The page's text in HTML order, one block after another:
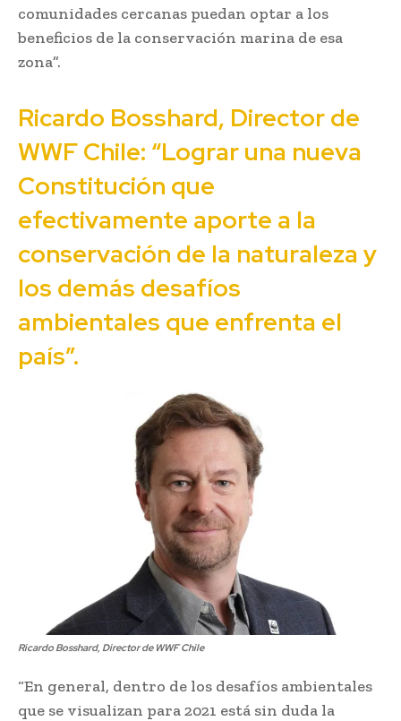
comunidades cercanas puedan optar a los
beneficios de la conservación marina de esa
zona”.
Ricardo Bosshard, Director de
WWF Chile: “Lograr una nueva
Constitución que
efectivamente aporte a la
conservación de la naturaleza y
los demás desafíos
ambientales que enfrenta el
país”.
Ricardo Bosshard, Director de WWF Chile
“En general, dentro de los desafíos ambientales
que se visualizan para 2021 está sin duda la